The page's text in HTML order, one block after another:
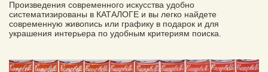
Произведения современного искусства удобно
систематизированы в КАТАЛОГЕ и вы легко найдете
современную живопись или графику в подарок и для
украшения интерьера по удобным критериям поиска.